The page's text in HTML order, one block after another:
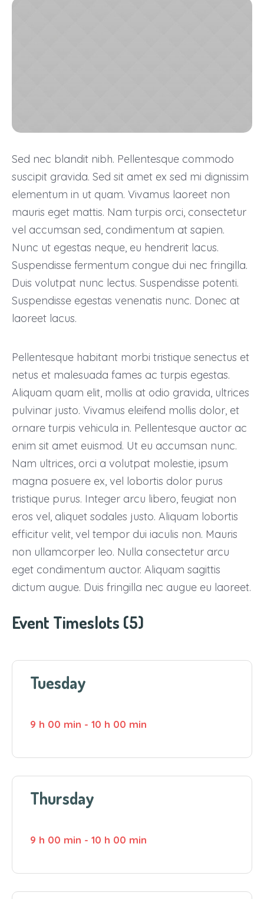
Sed nec blandit nibh. Pellentesque commodo
suscipit gravida. Sed sit amet ex sed mi dignissim
elementum in ut quam. Vivamus laoreet non
mauris eget mattis. Nam turpis orci, consectetur
vel accumsan sed, condimentum at sapien.
Nunc ut egestas neque, eu hendrerit lacus.
Suspendisse fermentum congue dui nec fringilla.
Duis volutpat nunc lectus. Suspendisse potenti.
Suspendisse egestas venenatis nunc. Donec at
laoreet lacus.
Pellentesque habitant morbi tristique senectus et
netus et malesuada fames ac turpis egestas.
Aliquam quam elit, mollis at odio gravida, ultrices
pulvinar justo. Vivamus eleifend mollis dolor, et
ornare turpis vehicula in. Pellentesque auctor ac
enim sit amet euismod. Ut eu accumsan nunc.
Nam ultrices, orci a volutpat molestie, ipsum
magna posuere ex, vel lobortis dolor purus
tristique purus. Integer arcu libero, feugiat non
eros vel, aliquet sodales justo. Aliquam lobortis
efficitur velit, vel tempor dui iaculis non. Mauris
non ullamcorper leo. Nulla consectetur arcu
eget condimentum auctor. Aliquam sagittis
dictum augue. Duis fringilla nec augue eu laoreet.
Event Timeslots (5)
Tuesday
9 h 00 min - 10 h 00 min
Thursday
9 h 00 min - 10 h 00 min